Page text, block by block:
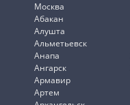
Москва
Абакан
Алушта
Альметьевск
Анапа
Ангарск
Армавир
Артем